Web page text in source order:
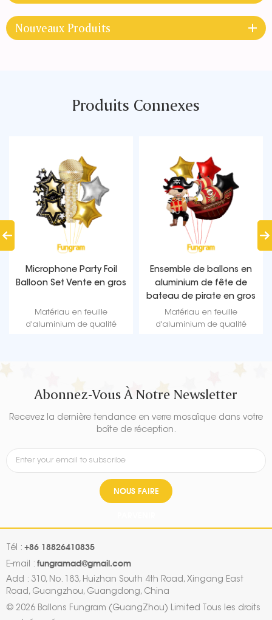
Nouveaux Produits
Produits Connexes
Microphone Party Foil
Balloon Set Vente en gros
Matériau en feuille
d'aluminium de qualité
Ensemble de ballons en
aluminium de fête de
bateau de pirate en gros
Matériau en feuille
d'aluminium de qualité
votre décor de ballon de fête
Abonnez-Vous À Notre Newsletter
Recevez la dernière tendance en verre mosaïque dans votre
boîte de réception.
NOUS FAIRE
Tél : +86 18826410835
E-mail : fungramad@gmail.com
Add : 310, No. 183, Huizhan South 4th Road, Xingang East
Road, Guangzhou, Guangdong, China
© 2026 Ballons Fungram (GuangZhou) Limited Tous les droits